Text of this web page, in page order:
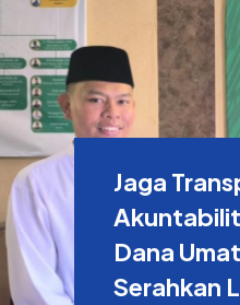
Jaga
Dana
Serahkan